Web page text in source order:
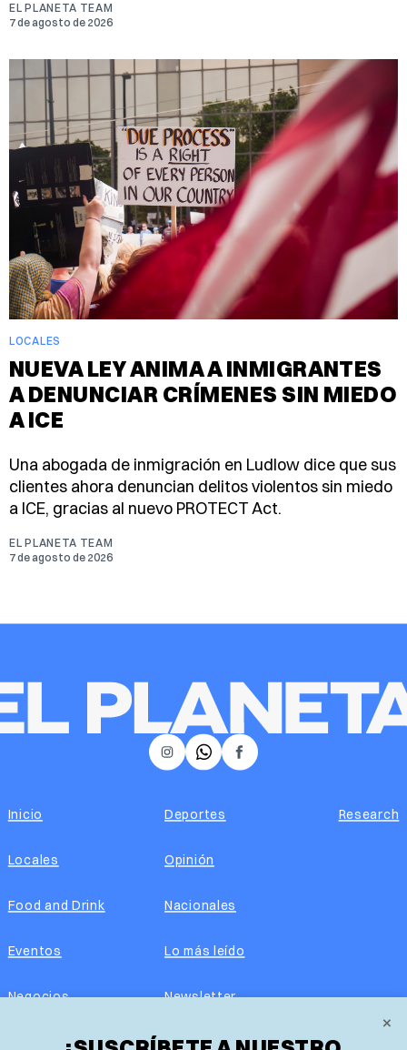
EL PLANETA TEAM
7 de agosto de 2026
LOCALES
NUEVA LEY ANIMA A INMIGRANTES
A DENUNCIAR CRÍMENES SIN MIEDO
A ICE
Una abogada de inmigración en Ludlow dice que sus
clientes ahora denuncian delitos violentos sin miedo
a ICE, gracias al nuevo PROTECT Act.
EL PLANETA TEAM
7 de agosto de 2026
×
𝕏 Facebook
Instagram
Inicio
Locales
Food and Drink
Eventos
Negocios
Real Estate
Deportes
Opinión
Nacionales
Lo más leído
Newsletter
Edición impresa
Research